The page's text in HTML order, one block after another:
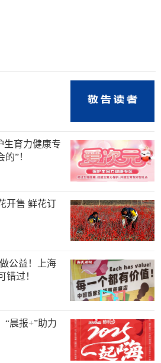
生育力健康专
”！
开售 鲜花订
公益！上海
错过！
“晨报+”助力